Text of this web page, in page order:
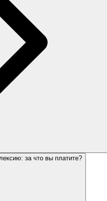
за что вы платите?